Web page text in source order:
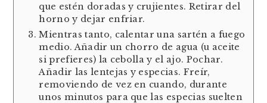
que estén doradas y crujientes. Retirar del
horno y dejar enfriar.
Mientras tanto, calentar una sartén a fuego
medio. Añadir un chorro de agua (u aceite
si prefieres) la cebolla y el ajo. Pochar.
Añadir las lentejas y especias. Freír,
removiendo de vez en cuando, durante
unos minutos para que las especias suelten